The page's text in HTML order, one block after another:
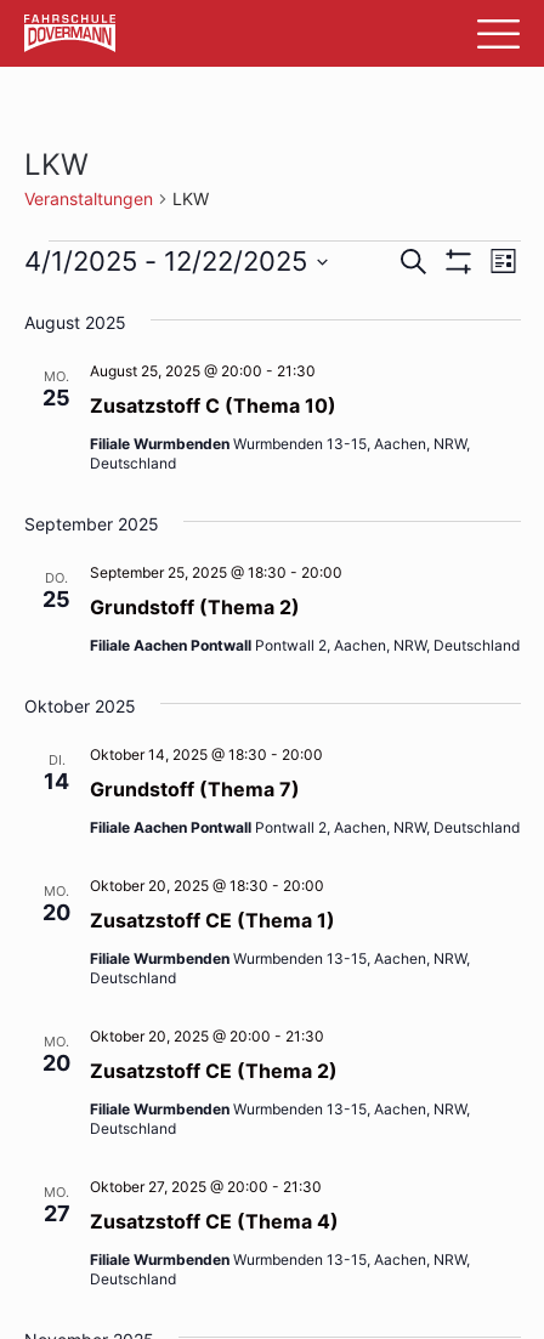
LKW
Veranstaltungen LKW
Veranstaltungen Suche Liste
4/1/2025 - 12/22/2025
wählen.
August 2025
MO.
25 Zusatzstoff C (Thema 10)
August 25, 2025 @ 20:00 - 21:30
Filiale Wurmbenden Wurmbenden 13-15, Aachen, NRW,
Deutschland
September 2025
DO.
25 Grundstoff (Thema 2)
September 25, 2025 @ 18:30 - 20:00
Filiale Aachen Pontwall Pontwall 2, Aachen, NRW, Deutschland
Oktober 2025
DI.
14 Grundstoff (Thema 7)
Oktober 14, 2025 @ 18:30 - 20:00
Filiale Aachen Pontwall Pontwall 2, Aachen, NRW, Deutschland
MO.
20 Zusatzstoff CE (Thema 1)
Oktober 20, 2025 @ 18:30 - 20:00
Filiale Wurmbenden Wurmbenden 13-15, Aachen, NRW,
Deutschland
MO.
20 Zusatzstoff CE (Thema 2)
Oktober 20, 2025 @ 20:00 - 21:30
Filiale Wurmbenden Wurmbenden 13-15, Aachen, NRW,
Deutschland
MO.
27 Zusatzstoff CE (Thema 4)
Oktober 27, 2025 @ 20:00 - 21:30
Filiale Wurmbenden Wurmbenden 13-15, Aachen, NRW,
Deutschland